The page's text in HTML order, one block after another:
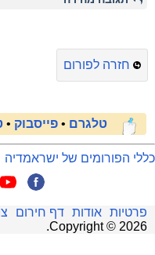
חזרה לפורום
טלגרם • פייסבוק •
כללי הפורומים של ישראמדיה
פרטיות אודות דף חירום
Copyright © 2026
.